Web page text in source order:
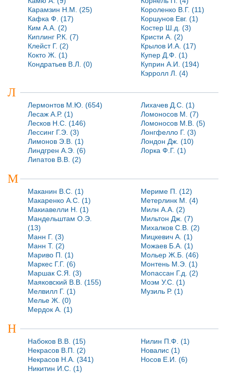
Карамзин Н.М. (25)
Кафка Ф. (17)
Ким А.А. (2)
Киплинг Р.К. (7)
Клейст Г. (2)
Кокто Ж. (1)
Кондратьев В.Л. (0)
Короленко В.Г. (11)
Коршунов Евг. (1)
Костер Ш.д. (3)
Кристи А. (2)
Крылов И.А. (17)
Купер Д.Ф. (1)
Куприн А.И. (194)
Кэрролл Л. (4)
Л
Лермонтов М.Ю. (654)
Лесаж А.Р. (1)
Лесков Н.С. (146)
Лессинг Г.Э. (3)
Лимонов Э.В. (1)
Линдгрен А.Э. (6)
Липатов В.В. (2)
Лихачев Д.С. (1)
Ломоносов М. (7)
Ломоносов М.В. (5)
Лонгфелло Г. (3)
Лондон Дж. (10)
Лорка Ф.Г. (1)
М
Маканин В.С. (1)
Макаренко А.С. (1)
Макиавелли Н. (1)
Мандельштам О.Э.
(13)
Манн Г. (3)
Манн Т. (2)
Мариво П. (1)
Маркес Г.Г. (6)
Маршак С.Я. (3)
Маяковский В.В. (155)
Мелвилл Г. (1)
Мелье Ж. (0)
Мердок А. (1)
Мериме П. (12)
Метерлинк М. (4)
Милн А.А. (2)
Мильтон Дж. (7)
Михалков С.В. (2)
Мицкевич А. (1)
Можаев Б.А. (1)
Мольер Ж.Б. (46)
Монтень М.Э. (1)
Мопассан Г.д. (2)
Моэм У.С. (1)
Музиль Р. (1)
Н
Набоков В.В. (15)
Некрасов В.П. (2)
Некрасов Н.А. (341)
Никитин И.С. (1)
Нилин П.Ф. (1)
Новалис (1)
Носов Е.И. (6)